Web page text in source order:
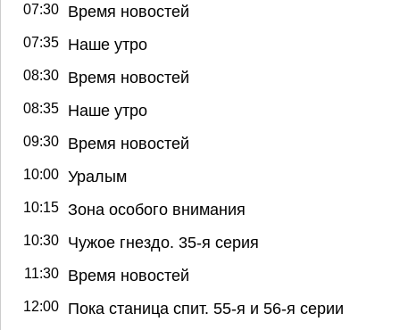
07:30 Время новостей
07:35 Наше утро
08:30 Время новостей
08:35 Наше утро
09:30 Время новостей
10:00 Уралым
10:15 Зона особого внимания
10:30 Чужое гнездо. 35-я серия
11:30 Время новостей
12:00 Пока станица спит. 55-я и 56-я серии